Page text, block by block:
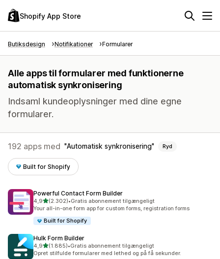
Shopify App Store
Butiksdesign Notifikationer Formularer
Alle apps til formularer med funktionerne
automatisk synkronisering
Indsaml kundeoplysninger med dine egne
formularer.
192 apps med Automatisk synkronisering Ryd
Built for Shopify
Powerful Contact Form Builder
4,9ud af 5 stjerner
(2.302)
2302 anmeldelser i alt
•Gratis abonnement tilgængeligt
Your all-in-one form app for custom forms, registration forms
Built for Shopify
Hulk Form Builder
4,9ud af 5 stjerner
(1.885)
1885 anmeldelser i alt
•Gratis abonnement tilgængeligt
Opret stilfulde formularer med lethed og på få sekunder.